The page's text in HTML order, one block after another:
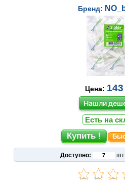
Бренд:
Цена: 143
Нашли
Есть на
Доступно: шт